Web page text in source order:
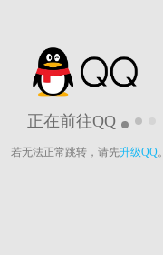
正在前往QQ
若无法正常跳转，请先升级QQ。